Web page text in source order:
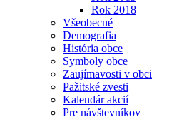
Rok 2018
Všeobecné
Demografia
História obce
Symboly obce
Zaujímavosti v obci
Pažitské zvesti
Kalendár akcií
Pre návštevníkov